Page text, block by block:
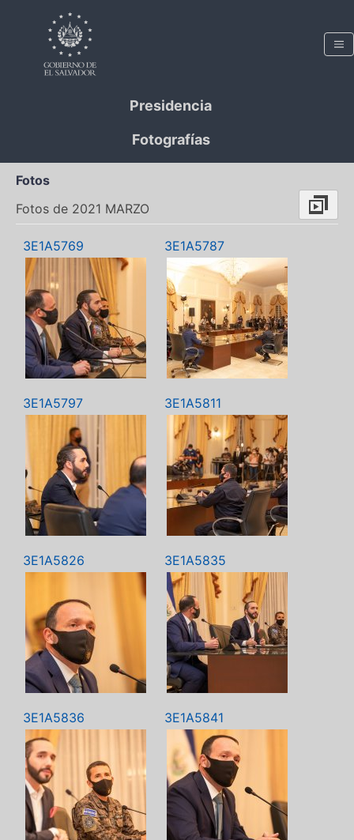
Presidencia
Fotografías
Fotos
Fotos de 2021 MARZO
3E1A5769 3E1A5787
3E1A5797 3E1A5811
3E1A5826 3E1A5835
3E1A5836 3E1A5841